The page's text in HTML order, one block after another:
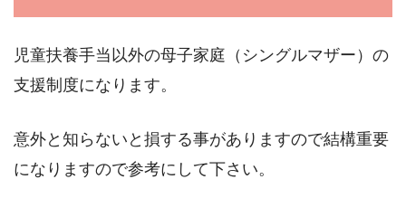
児童扶養手当以外の母子家庭（シングルマザー）の
支援制度になります。
意外と知らないと損する事がありますので結構重要
になりますので参考にして下さい。